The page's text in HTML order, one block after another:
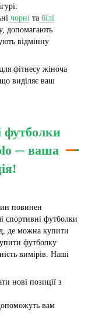
чорні та білі
допомагають
відмінну
фітнесу жіноча
виділяє ваш
футболки
─ ваша
повинен
спортивні футболки
де можна купити
футболку
вимірів. Наші
нові позиції з
вам